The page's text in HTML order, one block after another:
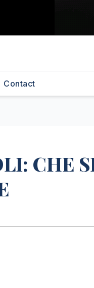
Contact
CHE